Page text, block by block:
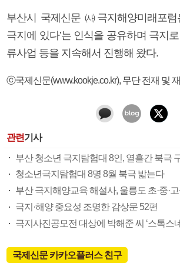
부산시 국제신문 ㈔극지해양미래포럼
극지에 있다’는 인식을 공유하며 극지
류사업 등을 지속해서 진행해 왔다.
ⓒ국제신문(www.kookje.co.kr), 무단 전재 및
관련기사
부산 청소년 극지탐험대 8인, 열흘간 북극
청소년극지탐험대 8명 8월 북극 밟는다
부산 극지해양교육 해설사, 울릉도 초·중·
극지·해양 중요성 조명한 감상문 52편
극지사진공모전 대상에 박해준 씨 ‘스톡스
국제신문 카카오플러스 친구